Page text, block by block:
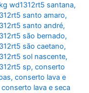
wd1312rt5 santana,
santo amaro,
santo andré,
são bernado,
são caetano,
sol nascente,
sp,conserto
,conserto lava e
conserto lava e seca